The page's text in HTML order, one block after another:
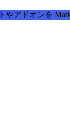
アドオンを